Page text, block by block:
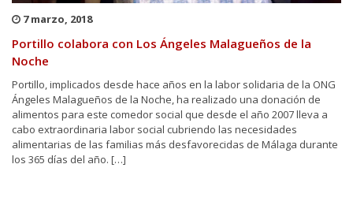
7 marzo, 2018
Portillo colabora con Los Ángeles Malagueños de la
Noche
Portillo, implicados desde hace años en la labor solidaria de la ONG
Ángeles Malagueños de la Noche, ha realizado una donación de
alimentos para este comedor social que desde el año 2007 lleva a
cabo extraordinaria labor social cubriendo las necesidades
alimentarias de las familias más desfavorecidas de Málaga durante
los 365 días del año. […]